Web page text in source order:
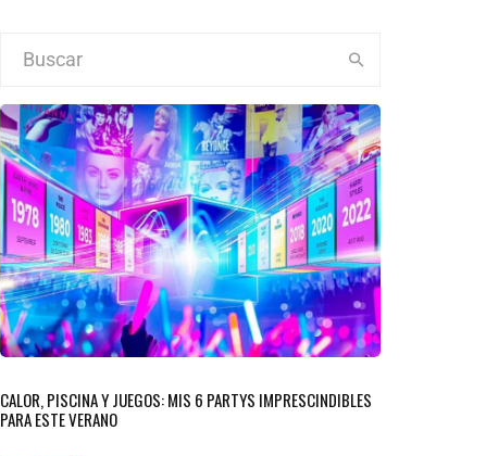
CALOR, PISCINA Y JUEGOS: MIS 6 PARTYS IMPRESCINDIBLES
PARA ESTE VERANO